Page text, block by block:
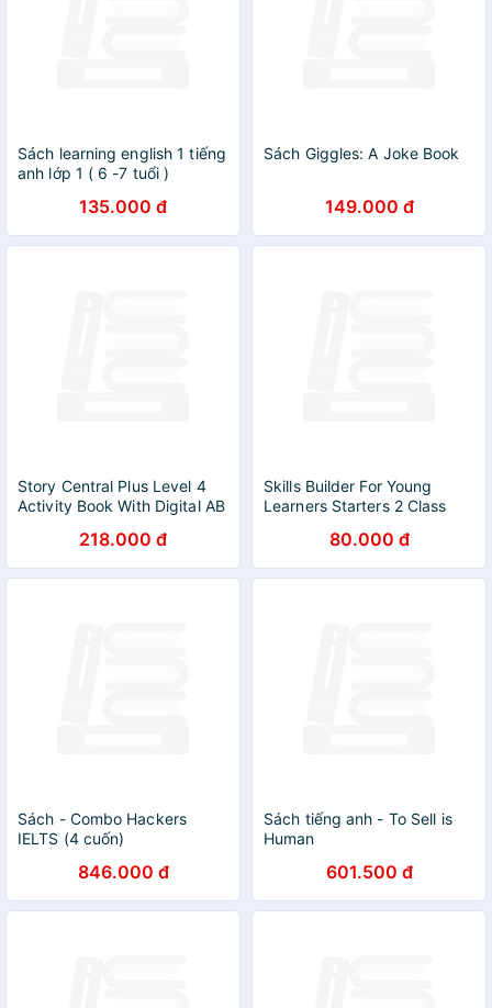
Sách learning english 1 tiếng
anh lớp 1 ( 6 -7 tuổi )
135.000 đ
Sách Giggles: A Joke Book
149.000 đ
Story Central Plus Level 4
Activity Book With Digital AB
218.000 đ
Skills Builder For Young
Learners Starters 2 Class
80.000 đ
Sách - Combo Hackers
IELTS (4 cuốn)
846.000 đ
Sách tiếng anh - To Sell is
Human
601.500 đ